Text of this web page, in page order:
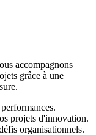
accompagnons
grâce à une
projets d'innovation.
organisationnels.